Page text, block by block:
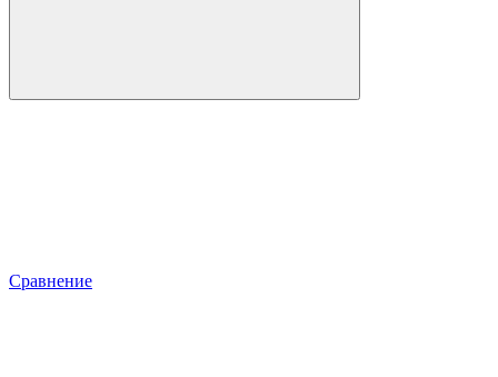
Сравнение